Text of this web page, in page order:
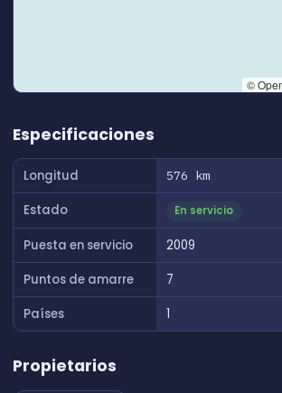
©
Especificaciones
Longitud 576 km
Estado En servicio
Puesta en servicio
2009
Puntos de amarre
7
Países
1
Propietarios